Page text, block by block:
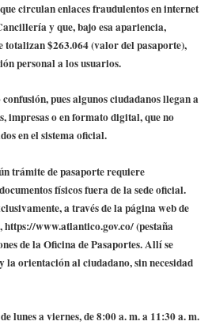
circulan enlaces fraudulentos en internet
y que, bajo esa apariencia,
totalizan $263.064 (valor del pasaporte),
personal a los usuarios.
pues algunos ciudadanos llegan a
impresas o en formato digital, que no
en el sistema oficial.
trámite de pasaporte requiere
físicos fuera de la sede oficial.
a través de la página web de
www.atlantico.gov.co/ (pestaña
de la Oficina de Pasaportes. Allí se
la orientación al ciudadano, sin necesidad
lunes a viernes, de 8:00 a. m. a 11:30 a. m.